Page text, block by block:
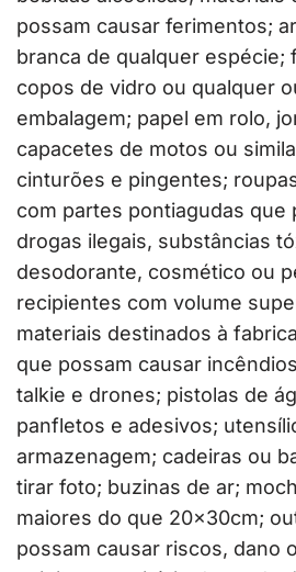
possam causar ferimentos;
branca de qualquer espécie;
copos de vidro ou qualquer
embalagem; papel em rolo,
capacetes de motos ou
cinturões e pingentes;
com partes pontiagudas que
drogas ilegais, substâncias
desodorante, cosmético ou
recipientes com volume
materiais destinados à
que possam causar
talkie e drones; pistolas de
panfletos e adesivos;
armazenagem; cadeiras ou
tirar foto; buzinas de ar;
maiores do que 20x30cm;
possam causar riscos, dano